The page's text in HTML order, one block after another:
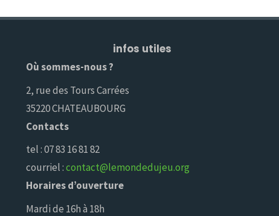
infos utiles
Où sommes-nous ?
2, rue des Tours Carrées
35220 CHATEAUBOURG
Contacts
tel : 07 83 16 81 82
courriel :contact@lemondedujeu.org
Horaires d’ouverture
Mardi de 16h à 18h